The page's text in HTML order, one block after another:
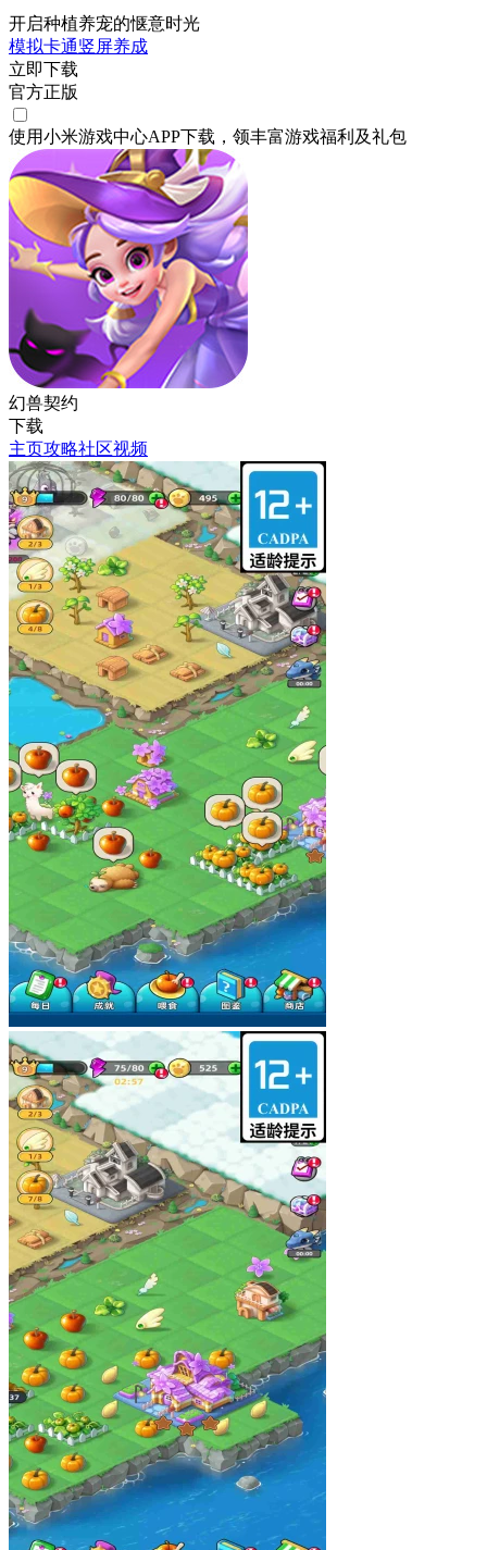
开启种植养宠的惬意时光
模拟卡通竖屏养成
立即下载
官方正版
使用小米游戏中心APP下载 ，领丰富游戏福利 及礼包
幻兽契约
下载
主页攻略社区视频